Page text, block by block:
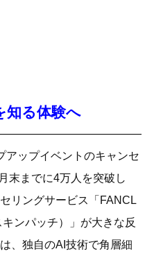
知る体験へ
アップイベントのキャンセ
末までに4万人を突破し
リングサービス「FANCL
ンパッチ）」が大きな反
、独自のAI技術で角層細